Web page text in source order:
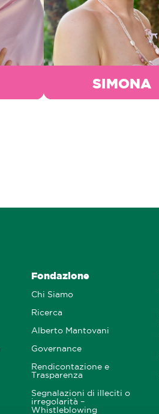
SIMONA
Fondazione
Chi Siamo
Ricerca
Alberto Mantovani
Governance
Rendicontazione e
Trasparenza
Segnalazioni di illeciti o
irregolarità –
Whistleblowing